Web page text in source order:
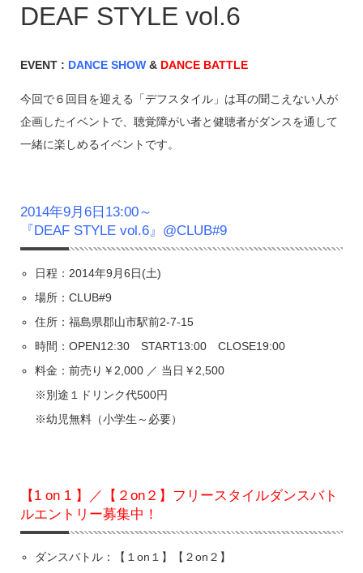
DEAF STYLE vol.6
EVENT : DANCE SHOW& DANCE BATTLE
今回で６回目を迎える「デフスタイル」は耳の聞こえない人が
企画したイベントで、聴覚障がい者と健聴者がダンスを通して
一緒に楽しめるイベントです。
2014年9月6日13:00～
『DEAF STYLE vol.6』@CLUB#9
日程：2014年9月6日(土)
場所：CLUB#9
住所：福島県郡山市駅前2-7-15
時間：OPEN12:30 START13:00 CLOSE19:00
料金：前売り￥2,000 ／ 当日￥2,500
※別途１ドリンク代500円
※幼児無料（小学生～必要）
【1 on 1 】／【２on２】フリースタイルダンスバト
ルエントリー募集中！
ダンスバトル：【１on１】【２on２】